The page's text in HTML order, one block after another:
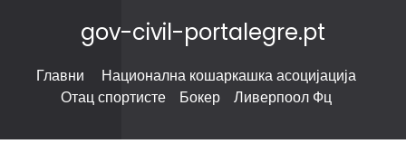
gov-civil-portalegre.pt
Главни
Национална кошаркашка асоцијација
Отац спортисте
Бокер Ливерпоол Фц